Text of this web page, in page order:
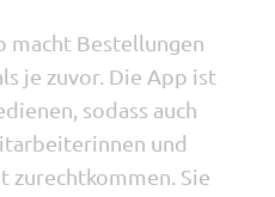
macht Bestellungen
je zuvor. Die App ist
sodass auch
und
zurechtkommen. Sie